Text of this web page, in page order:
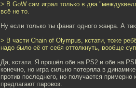
> В GoW сам играл только в два
всё не то.
Ну если только ты фанат одного жанра. А
> В части Chain of Olympus, кстати, тоже
надо было её от себя оттолкнуть, вообще
Да, кстати. Я прошёл обе на PS2 и обе на
конечно, но игра сильно потеряла в
против последнего, но получается
предлагают паровоз.